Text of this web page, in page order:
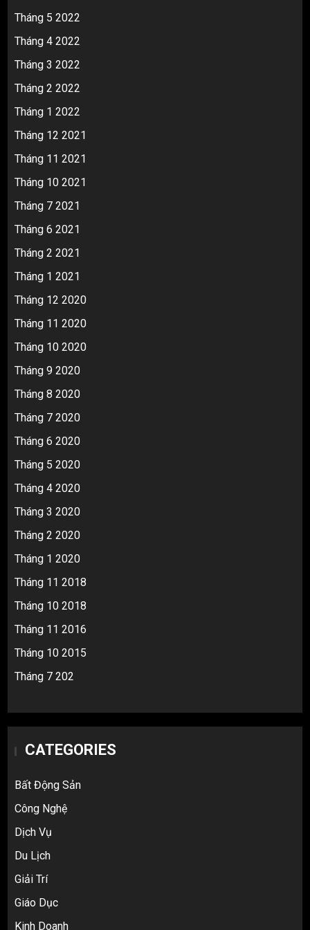
Tháng 5 2022
Tháng 4 2022
Tháng 3 2022
Tháng 2 2022
Tháng 1 2022
Tháng 12 2021
Tháng 11 2021
Tháng 10 2021
Tháng 7 2021
Tháng 6 2021
Tháng 2 2021
Tháng 1 2021
Tháng 12 2020
Tháng 11 2020
Tháng 10 2020
Tháng 9 2020
Tháng 8 2020
Tháng 7 2020
Tháng 6 2020
Tháng 5 2020
Tháng 4 2020
Tháng 3 2020
Tháng 2 2020
Tháng 1 2020
Tháng 11 2018
Tháng 10 2018
Tháng 11 2016
Tháng 10 2015
Tháng 7 202
CATEGORIES
Bất Động Sản
Công Nghệ
Dịch Vụ
Du Lịch
Giải Trí
Giáo Dục
Kinh Doanh